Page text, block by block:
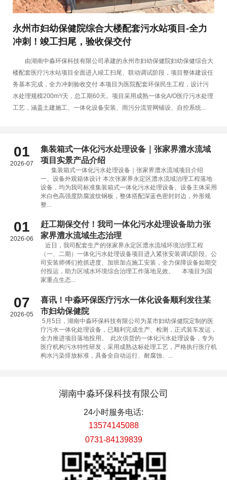
永州市妇幼保健院综合大楼配套污水站项目-全力
冲刺！竣工扫尾，验收保交付
由湖南中淼环保科技有限公司承建的永州市妇幼保健院妇幼保健综合大
楼配套医疗污水站项目全面进入竣工扫尾、联动调试阶段，项目整体建设任
务基本完成，全力冲刺验收交付 本项目为医院配套环保民生工程，设计污
水处理规模200m³/天，总工期60天。项目采用成熟一体化A/O医疗污水处理
工艺，涵盖土建施工、一体化设备安装、雨污分流管网铺设、自控系统...
01
2026-07
集装箱式一体化污水处理设备｜张家界澧水流域
项目实景产品介绍
集装箱式一体化污水处理设备｜张家界澧水流域项目介绍
一、设备外观箱体设计 本次张家界永定区澧水流域治理工程落地
设备，均为我司标准集装箱式一体化污水处理设备。设备主体采用
米白色高强度防腐波纹钢板，整体搭配深蓝色密封封边，外形规
整...
01
2026-06
赶工期保交付！我司一体化污水处理设备助力张
家界澧水流域生态治理
近日，我司配套生产的张家界永定区澧水流域环境治理工程
（一、二期）一体化污水处理设备项目进入紧张安装调试阶段。公
司安装师傅们抢抓进度、加班加点施工安装，全力保障设备如期交
付投运，助力区域水环境综合治理工作落地见效。 本项目为国
家重点生态...
07
2026-05
喜讯！中淼环保医疗污水一体化设备顺利发往某
市妇幼保健院
5月5日，湖南中淼环保科技有限公司为某市妇幼保健院定制的医
疗污水一体化处理设备，已顺利完成生产、检测，正式装车发运，
全力推进项目落地投用。 此次供货的一体化污水处理设备，专为
医疗机构污水特性研发，采用成熟达标处理工艺，严格执行医疗机
构水污染排放标准，具备全自动运行、耐腐蚀、...
湖南中淼环保科技有限公司
24小时服务电话:
13574145088
0731-84139839